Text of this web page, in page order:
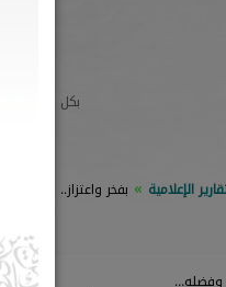
بكل فخر
الإعلامية بفخر واعتزاز..
وفضله…